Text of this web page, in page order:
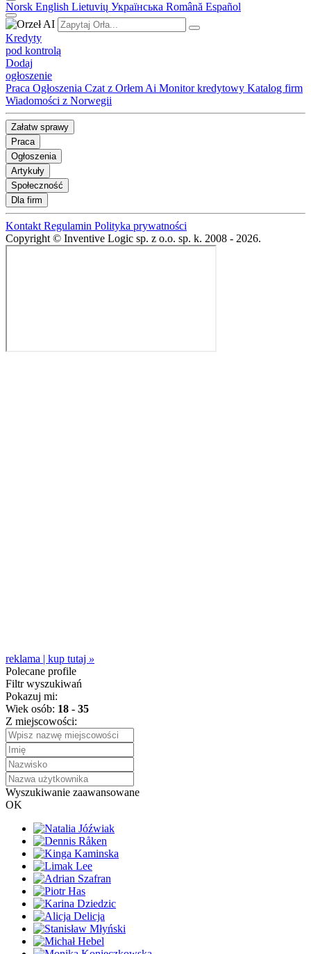
Norsk English Lietuvių Українська Română Español
Kredyty
pod kontrolą
Dodaj
ogłoszenie
Praca Ogłoszenia Czat z Orłem Ai Monitor kredytowy Katalog firm
Wiadomości z Norwegii
Załatw sprawy
Praca
Ogłoszenia
Artykuły
Społeczność
Dla firm
Kontakt Regulamin Polityka prywatności
Copyright © Inventive Logic sp. z o.o. sp. k. 2008 - 2026.
reklama | kup tutaj »
Polecane profile
Filtr wyszukiwań
Pokazuj mi:
Wiek osób: 18 - 35
Z miejscowości:
Wyszukiwanie zaawansowane
OK